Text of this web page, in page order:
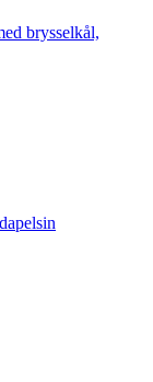
brysselkål,